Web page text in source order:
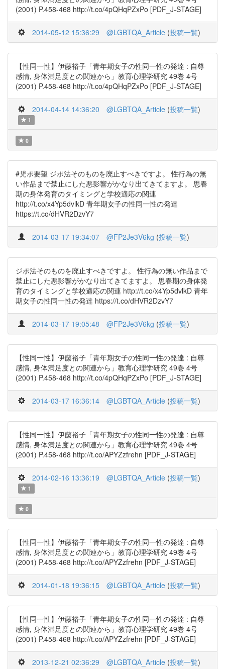
(2001) P.458-468 http://t.co/4pQHqPZxPo [PDF_J-STAGE]
2014-05-12 15:36:29 @LGBTQA_Article (投稿一覧)
【性同一性】伊藤裕子「青年期女子の性同一性の発達 : 自尊
感情, 身体満足度との関連から」教育心理学研究 49巻 4号
(2001) P.458-468 http://t.co/4pQHqPZxPo [PDF_J-STAGE]
2014-04-14 14:36:20 @LGBTQA_Article (投稿一覧)
1
0
#児ポ要望 ジポ法そのものを廃止すべきですよ。 性行為の無
い作品まで禁止にした悪影響がかなり出てきてますよ。 思春
期の身体発育のタイミングと学校適応の関連
http://t.co/x4Yp5dvlkD 青年期女子の性同一性の発達
https://t.co/dHVR2DzvY7
2014-03-17 19:34:07 @FP2Je3V6kg (投稿一覧)
ジポ法そのものを廃止すべきですよ。 性行為の無い作品まで
禁止にした悪影響がかなり出てきてますよ。 思春期の身体発
育のタイミングと学校適応の関連 http://t.co/x4Yp5dvlkD 青年
期女子の性同一性の発達 https://t.co/dHVR2DzvY7
2014-03-17 19:05:48 @FP2Je3V6kg (投稿一覧)
【性同一性】伊藤裕子「青年期女子の性同一性の発達 : 自尊
感情, 身体満足度との関連から」教育心理学研究 49巻 4号
(2001) P.458-468 http://t.co/4pQHqPZxPo [PDF_J-STAGE]
2014-03-17 16:36:14 @LGBTQA_Article (投稿一覧)
【性同一性】伊藤裕子「青年期女子の性同一性の発達 : 自尊
感情, 身体満足度との関連から」教育心理学研究 49巻 4号
(2001) P.458-468 http://t.co/APYZzfrehn [PDF_J-STAGE]
2014-02-16 13:36:19 @LGBTQA_Article (投稿一覧)
1
0
【性同一性】伊藤裕子「青年期女子の性同一性の発達 : 自尊
感情, 身体満足度との関連から」教育心理学研究 49巻 4号
(2001) P.458-468 http://t.co/APYZzfrehn [PDF_J-STAGE]
2014-01-18 19:36:15 @LGBTQA_Article (投稿一覧)
【性同一性】伊藤裕子「青年期女子の性同一性の発達 : 自尊
感情, 身体満足度との関連から」教育心理学研究 49巻 4号
(2001) P.458-468 http://t.co/APYZzfrehn [PDF_J-STAGE]
2013-12-21 02:36:29 @LGBTQA_Article (投稿一覧)